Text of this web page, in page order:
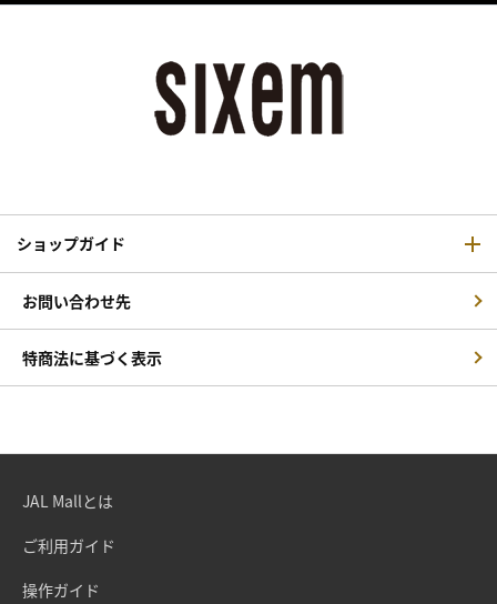
ショップガイド
お問い合わせ先
特商法に基づく表示
JAL Mallとは
ご利用ガイド
操作ガイド